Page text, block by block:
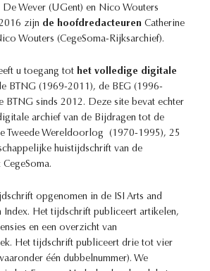
De Wever (UGent) en Nico Wouters
zijn de hoofdredacteuren Catherine
Wouters (CegeSoma-Rijksarchief).
u toegang tot het volledige digitale
BTNG (1969-2011), de BEG (1996-
BTNG sinds 2012. Deze site bevat echter
archief van de Bijdragen tot de
Tweede Wereldoorlog (1970-1995), 25
huistijdschrift van de
opgenomen in de ISI Arts and
Index. Het tijdschrift publiceert artikelen,
en een overzicht van
Het tijdschrift publiceert drie tot vier
één dubbelnummer). We